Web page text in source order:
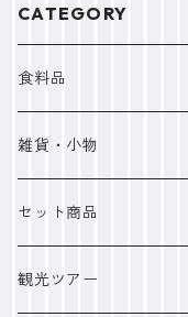
CATEGORY
食料品
雑貨・小物
セット商品
観光ツアー